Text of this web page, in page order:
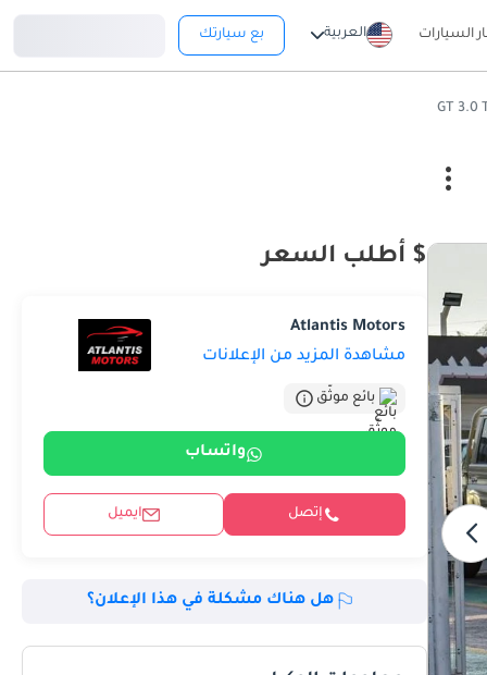
السيارات العربية بع سيارتك
$ أطلب السعر
Atlantis Motors
مشاهدة المزيد من الإعلانات
بائع موثّق
واتساب
إتصل ايميل
هل هناك مشكلة في هذا الإعلان؟